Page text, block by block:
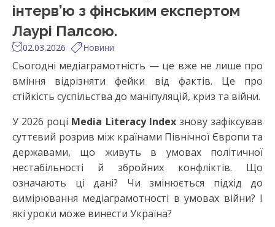
інтерв’ю з фінським експертом
Лаурі Палсою.
02.03.2026 Новини
Сьогодні медіаграмотність — це вже не лише про
вміння відрізняти фейки від фактів. Це про
стійкість суспільства до маніпуляцій, криз та війни.
У 2026 році Media Literacy Indexзнову зафіксував
суттєвий розрив між країнами Північної Європи та
державами, що живуть в умовах політичної
нестабільності й збройних конфліктів. Що
означають ці дані? Чи змінюється підхід до
вимірювання медіаграмотності в умовах війни? І
які уроки може винести Україна?